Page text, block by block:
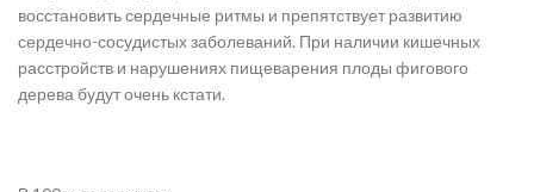
восстановить сердечные ритмы и препятствует развитию
сердечно-сосудистых заболеваний. При наличии кишечных
расстройств и нарушениях пищеварения плоды фигового
дерева будут очень кстати.